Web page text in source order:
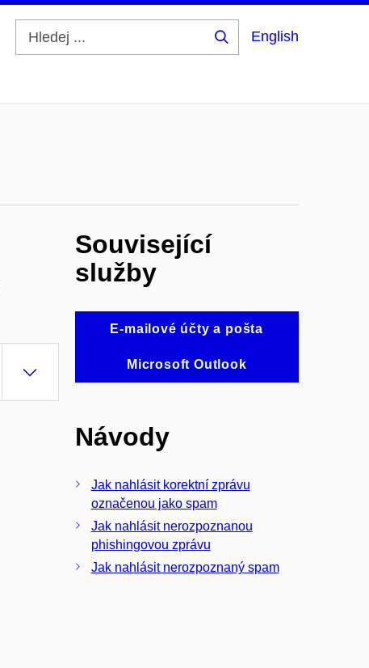
English
Související
služby
E-mailové účty a pošta
Microsoft Outlook
Návody
Jak nahlásit korektní zprávu
označenou jako spam
Jak nahlásit nerozpoznanou
phishingovou zprávu
Jak nahlásit nerozpoznaný spam